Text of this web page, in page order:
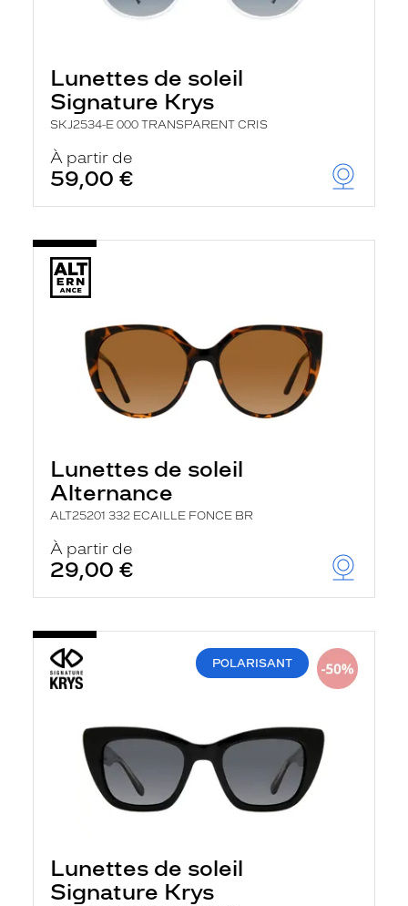
Lunettes de soleil
Signature Krys
SKJ2534-E 000 TRANSPARENT CRIS
À partir de
59,00 €
Lunettes de soleil
Alternance
ALT25201 332 ECAILLE FONCE BR
À partir de
29,00 €
POLARISANT
Lunettes de soleil
Signature Krys